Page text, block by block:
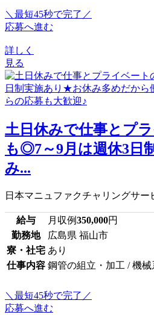
＼最短45秒で完了／
応募へ進む
詳しく
見る
土日休みで仕事とプ
も◎7～9月は週休3日
み...
日本マニュファクチャリングサー
給与 月収例350,000円
勤務地
広島県 福山市
寮・社宅 あり
仕事内容 鋼管の組立・加工 / 機械
＼最短45秒で完了／
応募へ進む